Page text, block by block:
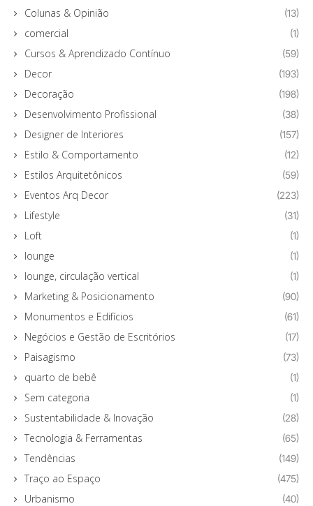
Colunas & Opinião (13)
comercial (1)
Cursos & Aprendizado Contínuo (59)
Decor (193)
Decoração (198)
Desenvolvimento Profissional (38)
Designer de Interiores (157)
Estilo & Comportamento (12)
Estilos Arquitetônicos (59)
Eventos Arq Decor (223)
Lifestyle (31)
Loft (1)
lounge (1)
lounge, circulação vertical (1)
Marketing & Posicionamento (90)
Monumentos e Edifícios (61)
Negócios e Gestão de Escritórios (17)
Paisagismo (73)
quarto de bebê (1)
Sem categoria (1)
Sustentabilidade & Inovação (28)
Tecnologia & Ferramentas (65)
Tendências (149)
Traço ao Espaço (475)
Urbanismo (40)